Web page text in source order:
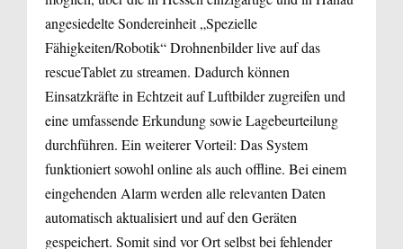
angesiedelte Sondereinheit „Spezielle
Fähigkeiten/Robotik“ Drohnenbilder live auf das
rescueTablet zu streamen. Dadurch können
Einsatzkräfte in Echtzeit auf Luftbilder zugreifen und
eine umfassende Erkundung sowie Lagebeurteilung
durchführen. Ein weiterer Vorteil: Das System
funktioniert sowohl online als auch offline. Bei einem
eingehenden Alarm werden alle relevanten Daten
automatisch aktualisiert und auf den Geräten
gespeichert. Somit sind vor Ort selbst bei fehlender